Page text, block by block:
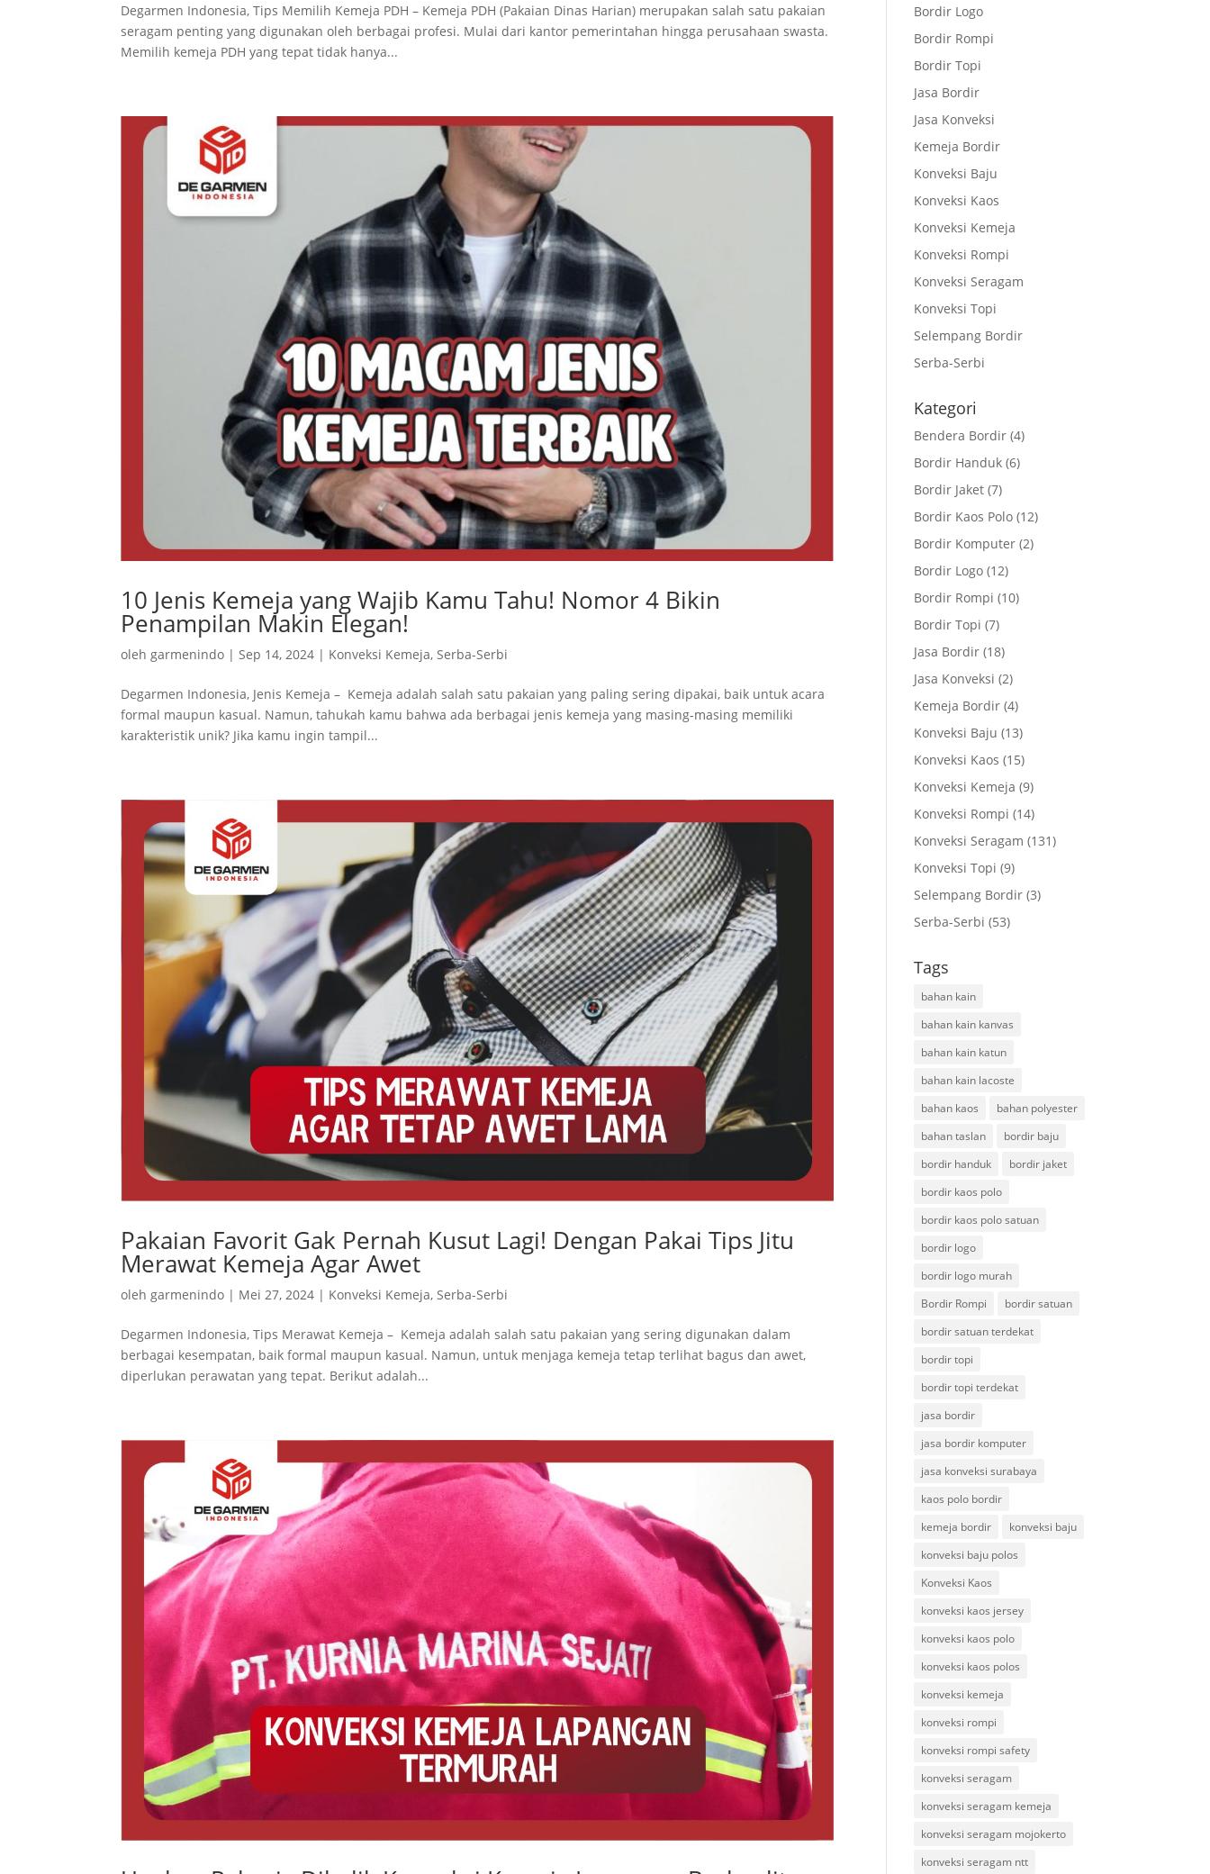
Degarmen Indonesia, Tips Memilih Kemeja PDH – Kemeja PDH (Pakaian Dinas Harian) merupakan salah satu pakaian
seragam penting yang digunakan oleh berbagai profesi. Mulai dari kantor pemerintahan hingga perusahaan swasta.
Memilih kemeja PDH yang tepat tidak hanya...
10 Jenis Kemeja yang Wajib Kamu Tahu! Nomor 4 Bikin
Penampilan Makin Elegan!
olehgarmenindo |Sep 14, 2024 | Konveksi Kemeja,Serba-Serbi
Degarmen Indonesia, Jenis Kemeja – Kemeja adalah salah satu pakaian yang paling sering dipakai, baik untuk acara
formal maupun kasual. Namun, tahukah kamu bahwa ada berbagai jenis kemeja yang masing-masing memiliki
karakteristik unik? Jika kamu ingin tampil...
Pakaian Favorit Gak Pernah Kusut Lagi! Dengan Pakai Tips Jitu
Merawat Kemeja Agar Awet
oleh garmenindo | Mei 27, 2024 | Konveksi Kemeja, Serba-Serbi
Degarmen Indonesia, Tips Merawat Kemeja – Kemeja adalah salah satu pakaian yang sering digunakan dalam
berbagai kesempatan, baik formal maupun kasual. Namun, untuk menjaga kemeja tetap terlihat bagus dan awet,
diperlukan perawatan yang tepat. Berikut adalah...
Bordir Logo
Bordir Rompi
Bordir Topi
Jasa Bordir
Jasa Konveksi
Kemeja Bordir
Konveksi Baju
Konveksi Kaos
Konveksi Kemeja
Konveksi Rompi
Konveksi Seragam
Konveksi Topi
Selempang Bordir
Serba-Serbi
Kategori
Bendera Bordir (4)
Bordir Handuk (6)
Bordir Jaket (7)
Bordir Kaos Polo (12)
Bordir Komputer (2)
Bordir Logo (12)
Bordir Rompi (10)
Bordir Topi (7)
Jasa Bordir (18)
Jasa Konveksi (2)
Kemeja Bordir (4)
Konveksi Baju (13)
Konveksi Kaos (15)
Konveksi Kemeja (9)
Konveksi Rompi (14)
Konveksi Seragam (131)
Konveksi Topi (9)
Selempang Bordir (3)
Serba-Serbi (53)
Tags
bahan kain
bahan kain kanvas
bahan kain katun
bahan kain lacoste
bahan kaos
bahan polyester
bahan taslan
bordir baju
bordir handuk
bordir jaket
bordir kaos polo
bordir kaos polo satuan
bordir logo
bordir logo murah
Bordir Rompi
bordir satuan
bordir satuan terdekat
bordir topi
bordir topi terdekat
jasa bordir
jasa bordir komputer
jasa konveksi surabaya
kaos polo bordir
kemeja bordir
konveksi baju
konveksi baju polos
Konveksi Kaos
konveksi kaos jersey
konveksi kaos polo
konveksi kaos polos
konveksi kemeja
konveksi rompi
konveksi rompi safety
konveksi seragam
konveksi seragam kemeja
konveksi seragam mojokerto
konveksi seragam ntt